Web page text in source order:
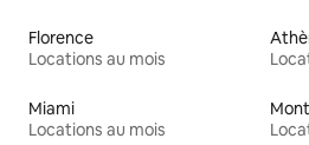
Florence
Locations au mois
Miami
Locations au mois